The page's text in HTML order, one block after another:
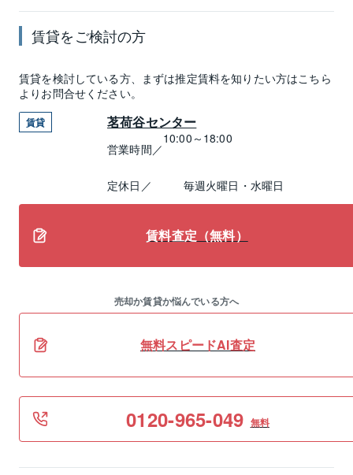
賃貸をご検討の方
賃貸を検討している方、まずは推定賃料を知りたい方はこちら
よりお問合せください。
賃貸 茗荷谷センター
営業時間／
10:00～18:00
定休日／ 毎週火曜日・水曜日
賃料査定（無料）
売却か賃貸か悩んでいる方へ
無料スピードAI査定
0120-965-049 無料